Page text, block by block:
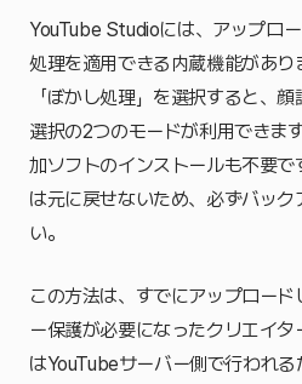
YouTube Studioには、アップロ
処理を適用できる内蔵機能があ
「ぼかし処理」を選択すると、
選択の2つのモードが利用できま
加ソフトのインストールも不要
は元に戻せないため、必ずバッ
い。
この方法は、すでにアップロー
ー保護が必要になったクリエイ
はYouTubeサーバー側で行われ